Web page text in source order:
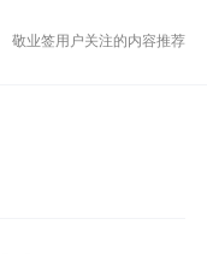
敬业签用户关注的内容推荐